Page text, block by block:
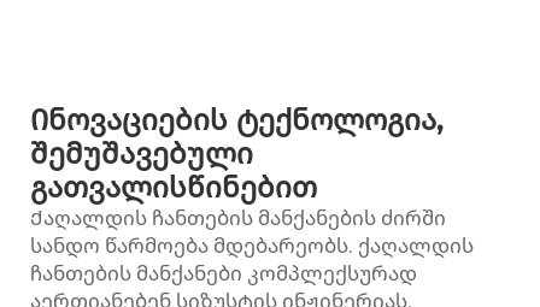
Ინოვაციების ტექნოლოგია,
შემუშავებული
გათვალისწინებით
Ქაღალდის ჩანთების მანქანების ძირში
სანდო წარმოება მდებარეობს. ქაღალდის
ჩანთების მანქანები კომპლექსურად
აერთიანებენ სიზუსტის ინჟინერიას,